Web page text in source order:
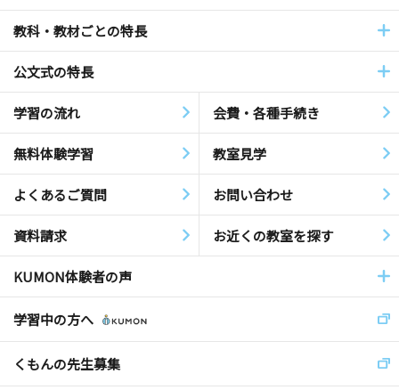
教科・教材ごとの特長
公文式の特長
学習の流れ 会費・各種手続き
無料体験学習 教室見学
よくあるご質問 お問い合わせ
資料請求 お近くの教室を探す
KUMON体験者の声
学習中の方へ
くもんの先生募集